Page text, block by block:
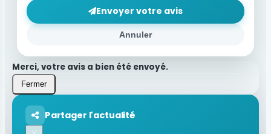
Annuler
Envoyer votre avis
Merci, votre avis a bien été envoyé.
Fermer
Partager l'actualité